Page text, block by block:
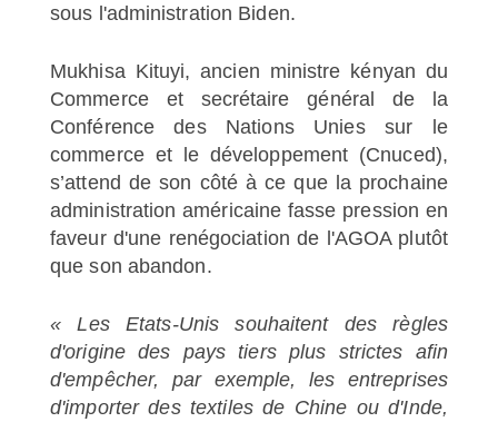
sous l'administration Biden.
Mukhisa Kituyi, ancien ministre kényan du
Commerce et secrétaire général de la
Conférence des Nations Unies sur le
commerce et le développement (Cnuced),
s’attend de son côté à ce que la prochaine
administration américaine fasse pression en
faveur d'une renégociation de l'AGOA plutôt
que son abandon.
« Les Etats-Unis souhaitent des règles
d'origine des pays tiers plus strictes afin
d'empêcher, par exemple, les entreprises
d'importer des textiles de Chine ou d'Inde,